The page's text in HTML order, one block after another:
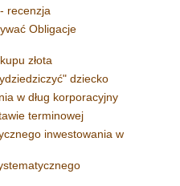
recenzja
Obligacje
złota
dziecko
w dług korporacyjny
terminowej
inwestowania w